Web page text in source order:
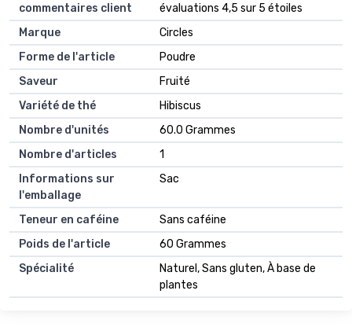
commentaires client
évaluations 4,5 sur 5 étoiles
Marque
Circles
Forme de l'article
Poudre
Saveur
Fruité
Variété de thé
Hibiscus
Nombre d'unités
60.0 Grammes
Nombre d'articles
1
Informations sur
l'emballage
Sac
Teneur en caféine
Sans caféine
Poids de l'article
60 Grammes
Spécialité
Naturel, Sans gluten, À base de
plantes